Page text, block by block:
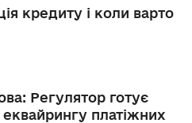
кредиту і коли варто
Регулятор готує
платіжних